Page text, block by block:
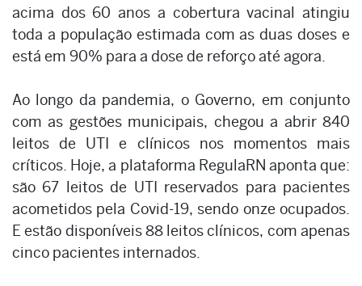
acima dos 60 anos a cobertura vacinal atingiu
toda a população estimada com as duas doses e
está em 90% para a dose de reforço até agora.
Ao longo da pandemia, o Governo, em conjunto
com as gestões municipais, chegou a abrir 840
leitos de UTI e clínicos nos momentos mais
críticos. Hoje, a plataforma RegulaRN aponta que:
são 67 leitos de UTI reservados para pacientes
acometidos pela Covid-19, sendo onze ocupados.
E estão disponíveis 88 leitos clínicos, com apenas
cinco pacientes internados.